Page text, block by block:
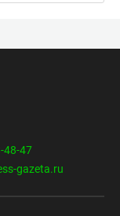
48-47
gazeta.ru